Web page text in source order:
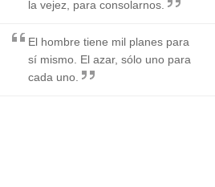
la vejez, para consolarnos.
El hombre tiene mil planes para
sí mismo. El azar, sólo uno para
cada uno.